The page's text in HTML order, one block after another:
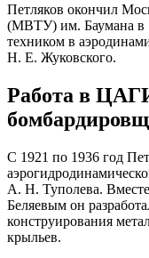
Петляков окончил
(МВТУ) им. Баумана в
техником в
Н. Е. Жуковского.
Работа в
С 1921 по 1936 год
А. Н. Туполева.
Беляевым он
конструирования
крыльев.